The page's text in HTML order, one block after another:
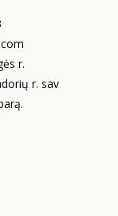
r.
r. sav